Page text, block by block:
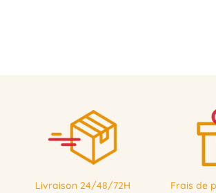
Livraison 24/48/72H
Frais de